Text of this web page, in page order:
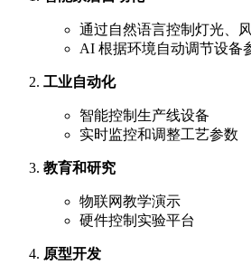
通过自然语言控制灯光、
AI 根据环境自动调节设备
工业自动化
智能控制生产线设备
实时监控和调整工艺参数
教育和研究
物联网教学演示
硬件控制实验平台
原型开发